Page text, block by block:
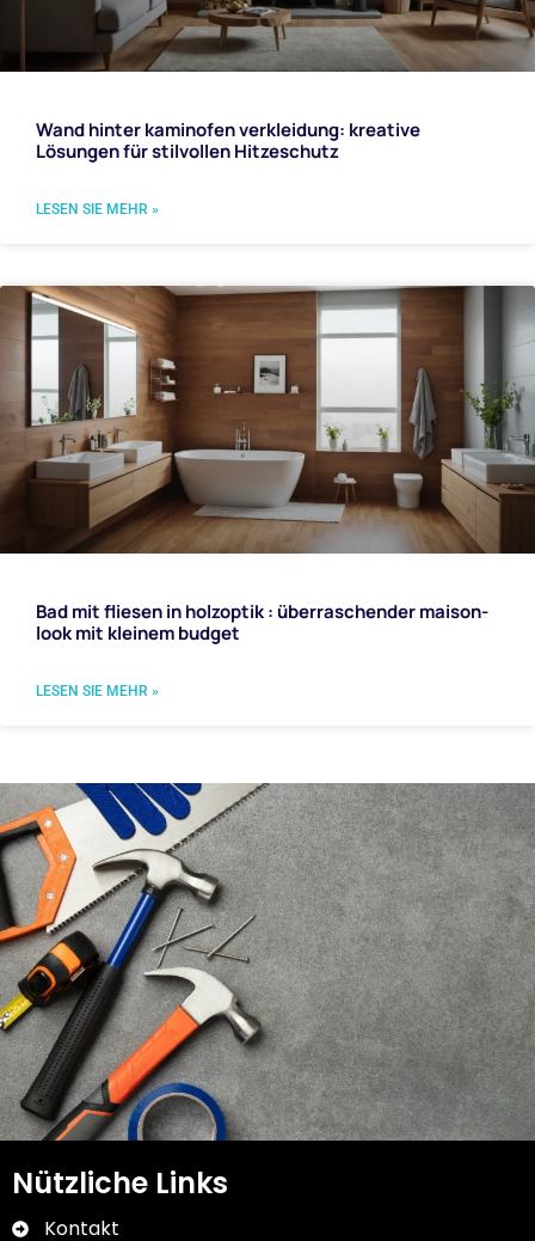
Wand hinter kaminofen verkleidung: kreative
Lösungen für stilvollen Hitzeschutz
LESEN SIE MEHR »
Bad mit fliesen in holzoptik : überraschender maison-
look mit kleinem budget
LESEN SIE MEHR »
Nützliche Links
Kontakt